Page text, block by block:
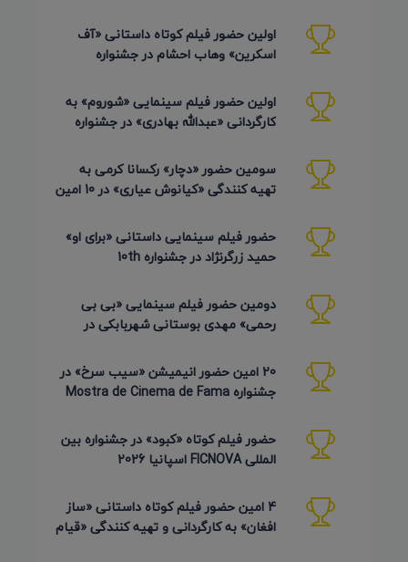
اولین حضور فیلم کوتاه داستانی «آف
اسکرین» وهاب احشام در جشنواره
اولین حضور فیلم سینمایی «شوروم» به
کارگردانی «عبدالله بهادری» در جشنواره
سومین حضور «دچار» رکسانا کرمی به
تهیه کنندگی «کیانوش عیاری» در 10 امین
حضور فیلم سینمایی داستانی «برای او»
حمید زرگرنژاد در جشنواره 10th
دومین حضور فیلم سینمایی «بی بی
رحمی» مهدی بوستانی شهربابکی در
20 امین حضور انیمیشن «سیب سرخ» در
جشنواره Mostra de Cinema de Fama
حضور فیلم کوتاه «کبود» در جشنواره بین
المللی FICNOVA اسپانیا 2026
4 امین حضور فیلم کوتاه داستانی «ساز
افغان» به کارگردانی و تهیه کنندگی «قیام